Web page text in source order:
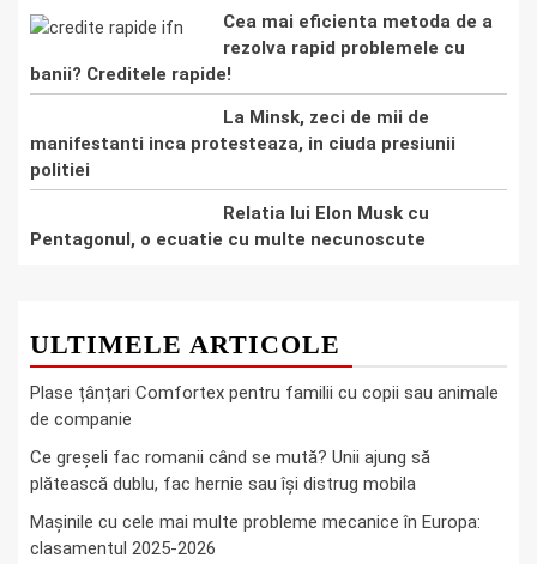
Cea mai eficienta metoda de a
rezolva rapid problemele cu
banii? Creditele rapide!
La Minsk, zeci de mii de
manifestanti inca protesteaza, in ciuda presiunii
politiei
Relatia lui Elon Musk cu
Pentagonul, o ecuatie cu multe necunoscute
ULTIMELE ARTICOLE
Plase țânțari Comfortex pentru familii cu copii sau animale
de companie
Ce greşeli fac romanii când se mută? Unii ajung să
plătească dublu, fac hernie sau îşi distrug mobila
Mașinile cu cele mai multe probleme mecanice în Europa:
clasamentul 2025-2026